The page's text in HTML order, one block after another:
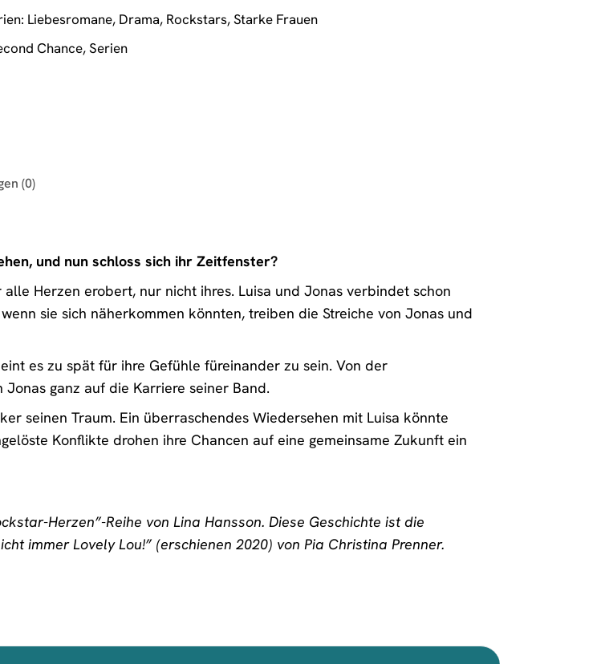
Liebesromane, Drama, Rockstars,Starke Frauen
Chance,Serien
(0)
und nun schloss sich ihr Zeitfenster?
Herzen erobert, nur nicht ihres. Luisa und Jonas verbindet schon
sie sich näherkommen könnten, treiben die Streiche von Jonas und
es zu spät für ihre Gefühle füreinander zu sein. Von der
ganz auf die Karriere seiner Band.
seinen Traum. Ein überraschendes Wiedersehen mit Luisa könnte
Konflikte drohen ihre Chancen auf eine gemeinsame Zukunft ein
Herzen”-Reihe von Lina Hansson. Diese Geschichte ist die
immer Lovely Lou!” (erschienen 2020) von Pia Christina Prenner.